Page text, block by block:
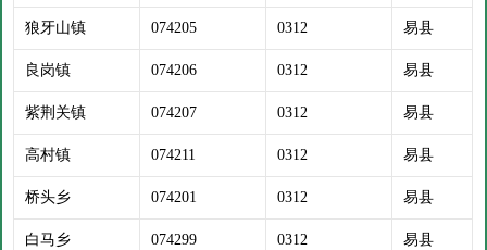
狼牙山镇 074205 0312 易县
良岗镇 074206 0312 易县
紫荆关镇 074207 0312 易县
高村镇 074211 0312 易县
桥头乡 074201 0312 易县
白马乡 074299 0312 易县